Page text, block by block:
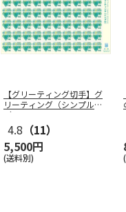
【グリーティング切手】グ
リーティング（シンプル）
（110円
4.8 （11）
5,500円
(送料別)